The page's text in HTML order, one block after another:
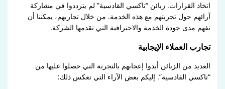
اتخاذ القرارات. زبائن “تاكسي القادسية” لم يترددوا في مشاركة
آرائهم حول تجربتهم مع هذه الخدمة. من خلال تجاربهم، يمكننا أن
نفهم مدى جودة الخدمة والاحترافية التي تقدمها الشركة.
تجارب العملاء الإيجابية
العديد من الزبائن أبدوا إعجابهم بالتجربة التي حصلوا عليها من
“تاكسي القادسية”. إليكم بعض الآراء التي تعكس ذلك: